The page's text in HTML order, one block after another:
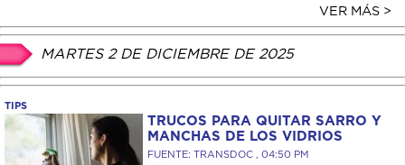
VER MÁS >
MARTES 2 DE DICIEMBRE DE 2025
TIPS
TRUCOS PARA QUITAR SARRO Y
MANCHAS DE LOS VIDRIOS
FUENTE: TRANSDOC , 04:50 PM